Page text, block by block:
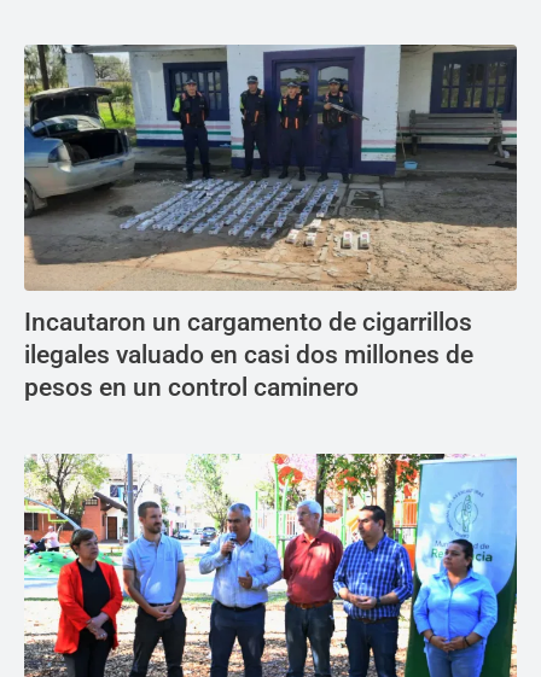
Incautaron un cargamento de cigarrillos
ilegales valuado en casi dos millones de
pesos en un control caminero